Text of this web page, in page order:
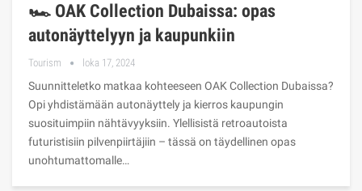
🏎️ OAK Collection Dubaissa: opas
autonäyttelyyn ja kaupunkiin
Tourism loka 17, 2024
Suunnitteletko matkaa kohteeseen OAK Collection Dubaissa?
Opi yhdistämään autonäyttely ja kierros kaupungin
suosituimpiin nähtävyyksiin. Ylellisistä retroautoista
futuristisiin pilvenpiirtäjiin – tässä on täydellinen opas
unohtumattomalle…